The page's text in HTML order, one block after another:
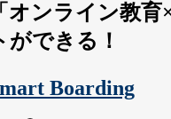
「オンライン教
ができる！
Boarding